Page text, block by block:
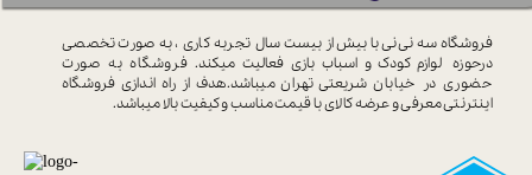
فروشگاه سه نی نی با بیش از بیست سال تجربه کاری ، به صورت تخصصی
درحوزه لوازم کودک و اسباب بازی فعالیت میکند. فروشگاه به صورت
حضوری در خیابان شریعتی تهران میباشد.هدف از راه اندازی فروشگاه
اینترنتی معرفی و عرضه کالای باقیمت مناسب و کیفیت بالا میباشد.